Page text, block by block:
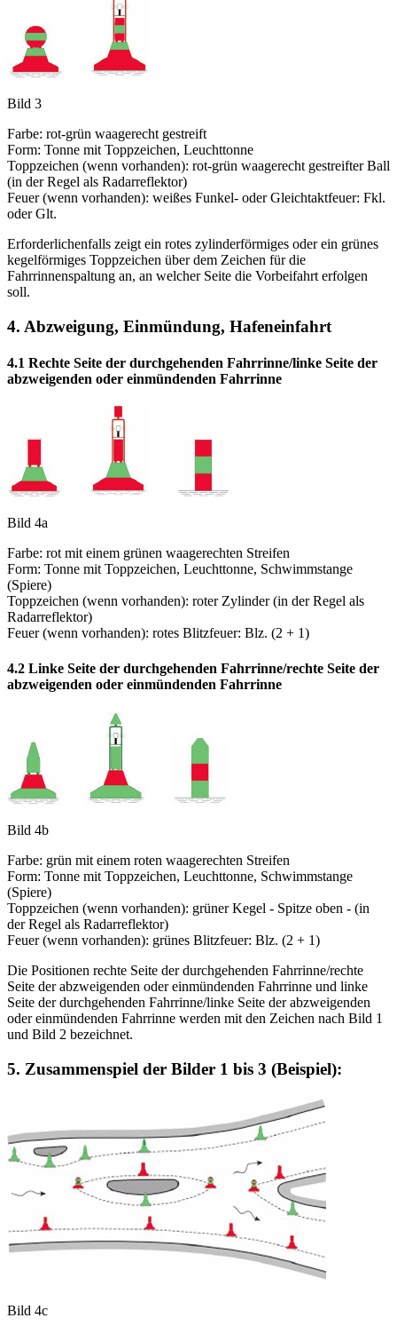
Bild 3
Farbe: rot-grün waagerecht gestreift
Form: Tonne mit Toppzeichen, Leuchttonne
Toppzeichen (wenn vorhanden): rot-grün waagerecht gestreifter Ball
(in der Regel als Radarreflektor)
Feuer (wenn vorhanden): weißes Funkel- oder Gleichtaktfeuer: Fkl.
oder Glt.
Erforderlichenfalls zeigt ein rotes zylinderförmiges oder ein grünes
kegelförmiges Toppzeichen über dem Zeichen für die
Fahrrinnenspaltung an, an welcher Seite die Vorbeifahrt erfolgen
soll.
4. Abzweigung, Einmündung, Hafeneinfahrt
4.1 Rechte Seite der durchgehenden Fahrrinne/linke Seite der
abzweigenden oder einmündenden Fahrrinne
Bild 4a
Farbe: rot mit einem grünen waagerechten Streifen
Form: Tonne mit Toppzeichen, Leuchttonne, Schwimmstange
(Spiere)
Toppzeichen (wenn vorhanden): roter Zylinder (in der Regel als
Radarreflektor)
Feuer (wenn vorhanden): rotes Blitzfeuer: Blz. (2 + 1)
4.2 Linke Seite der durchgehenden Fahrrinne/rechte Seite der
abzweigenden oder einmündenden Fahrrinne
Bild 4b
Farbe: grün mit einem roten waagerechten Streifen
Form: Tonne mit Toppzeichen, Leuchttonne, Schwimmstange
(Spiere)
Toppzeichen (wenn vorhanden): grüner Kegel - Spitze oben - (in
der Regel als Radarreflektor)
Feuer (wenn vorhanden): grünes Blitzfeuer: Blz. (2 + 1)
Die Positionen rechte Seite der durchgehenden Fahrrinne/rechte
Seite der abzweigenden oder einmündenden Fahrrinne und linke
Seite der durchgehenden Fahrrinne/linke Seite der abzweigenden
oder einmündenden Fahrrinne werden mit den Zeichen nach Bild 1
und Bild 2 bezeichnet.
5. Zusammenspiel der Bilder 1 bis 3 (Beispiel):
Bild 4c